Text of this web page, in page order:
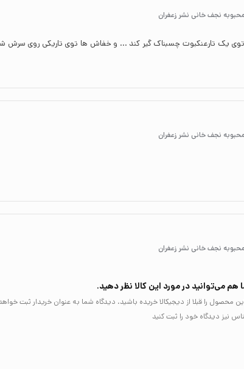
نجف خانی نشر زعفران
یک تارعنکبوت چسبناک گیر کند ... و خفاش ها توی تاریکی روی سرش
نجف خانی نشر زعفران
نجف خانی نشر زعفران
هم می‌توانید در مورد این کالا نظر دهید.
این محصول را قبلا از دیجیکالا خریده باشید، دیدگاه شما به عنوان خریدار
نیز دیدگاه خود را ثبت کنید